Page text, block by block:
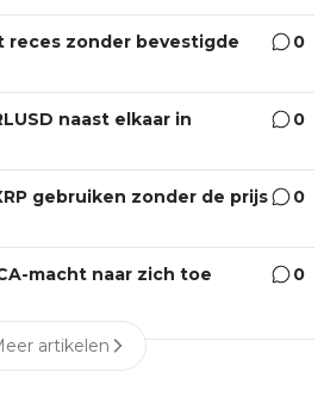
reces zonder bevestigde
0
naast elkaar in
0
gebruiken zonder de prijs
0
macht naar zich toe
0
artikelen